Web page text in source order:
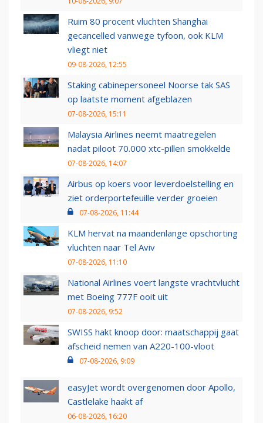
Ruim 80 procent vluchten Shanghai
gecancelled vanwege tyfoon, ook KLM
vliegt niet
09-08-2026, 12:55
Staking cabinepersoneel Noorse tak SAS
op laatste moment afgeblazen
07-08-2026, 15:11
Malaysia Airlines neemt maatregelen
nadat piloot 70.000 xtc-pillen smokkelde
07-08-2026, 14:07
Airbus op koers voor leverdoelstelling en
ziet orderportefeuille verder groeien
07-08-2026, 11:44
KLM hervat na maandenlange opschorting
vluchten naar Tel Aviv
07-08-2026, 11:10
National Airlines voert langste vrachtvlucht
met Boeing 777F ooit uit
07-08-2026, 9:52
SWISS hakt knoop door: maatschappij gaat
afscheid nemen van A220-100-vloot
07-08-2026, 9:09
easyJet wordt overgenomen door Apollo,
Castlelake haakt af
06-08-2026, 16:20